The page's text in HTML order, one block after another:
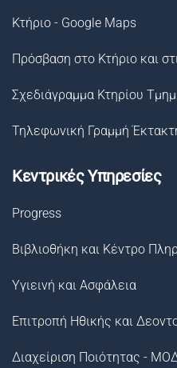
Κτήριο - Google Maps
Πρόσβαση στο Κτήριο και
Σχεδιάγραμμα Κτηρίου
Τηλεφωνική Γραμμή
Κεντρικές Υπηρεσίες
Progress
Βιβλιοθήκη και Κέντρο
Υγιεινή και Ασφάλεια
Επιτροπή Ηθικής και
Διαχείριση Ποιότητας -